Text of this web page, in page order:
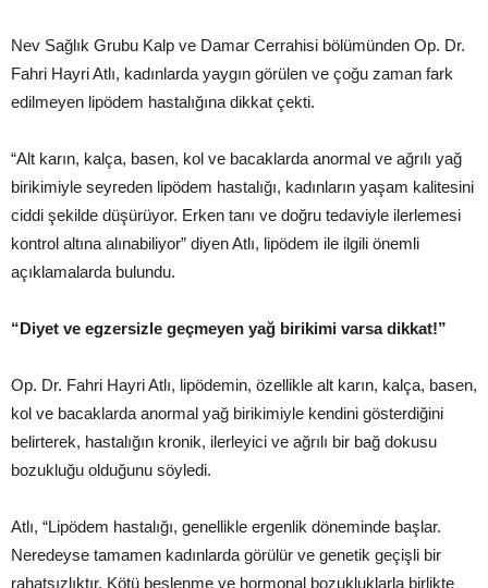
Nev Sağlık Grubu Kalp ve Damar Cerrahisi bölümünden Op. Dr.
Fahri Hayri Atlı, kadınlarda yaygın görülen ve çoğu zaman fark
edilmeyen lipödem hastalığına dikkat çekti.
“Alt karın, kalça, basen, kol ve bacaklarda anormal ve ağrılı yağ
birikimiyle seyreden lipödem hastalığı, kadınların yaşam kalitesini
ciddi şekilde düşürüyor. Erken tanı ve doğru tedaviyle ilerlemesi
kontrol altına alınabiliyor” diyen Atlı, lipödem ile ilgili önemli
açıklamalarda bulundu.
“Diyet ve egzersizle geçmeyen yağ birikimi varsa dikkat!”
Op. Dr. Fahri Hayri Atlı, lipödemin, özellikle alt karın, kalça, basen,
kol ve bacaklarda anormal yağ birikimiyle kendini gösterdiğini
belirterek, hastalığın kronik, ilerleyici ve ağrılı bir bağ dokusu
bozukluğu olduğunu söyledi.
Atlı, “Lipödem hastalığı, genellikle ergenlik döneminde başlar.
Neredeyse tamamen kadınlarda görülür ve genetik geçişli bir
rahatsızlıktır. Kötü beslenme ve hormonal bozukluklarla birlikte